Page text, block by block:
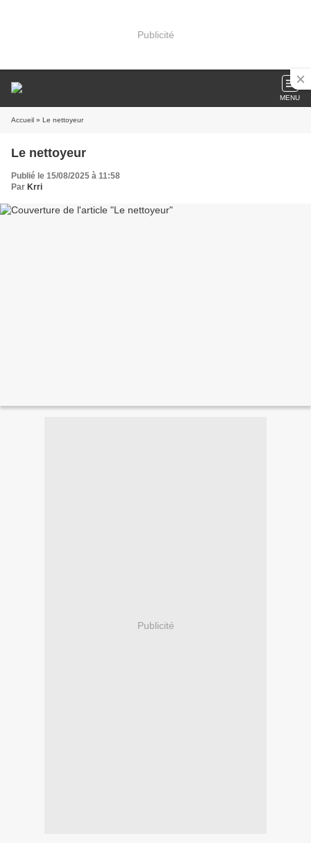
Publicité
MENU
Accueil » Le nettoyeur
Le nettoyeur
Publié le 15/08/2025 à 11:58
Par Krri
Publicité